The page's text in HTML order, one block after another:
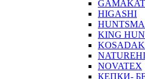
HIGASHI
KING
NOVATEX
КЕПКИ-